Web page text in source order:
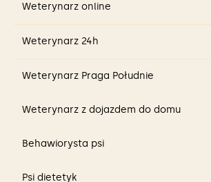
Weterynarz online
Weterynarz 24h
Weterynarz Praga Południe
Weterynarz z dojazdem do domu
Behawiorysta psi
Psi dietetyk